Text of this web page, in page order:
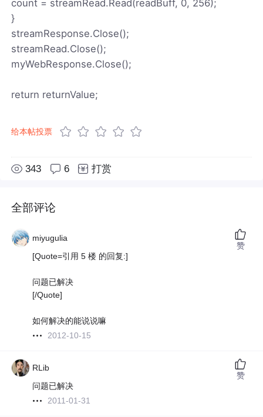
count = streamRead.Read(readBuff, 0, 256);
}
streamResponse.Close();
streamRead.Close();
myWebResponse.Close();
return returnValue;
给本帖投票
343 6 打赏
全部评论
miyugulia
[Quote=引用 5 楼 的回复:]
问题已解决
[/Quote]
如何解决的能说说嘛
2012-10-15
赞
RLib
问题已解决
2011-01-31
赞